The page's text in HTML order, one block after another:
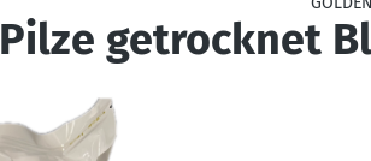
Pilze getrocknet